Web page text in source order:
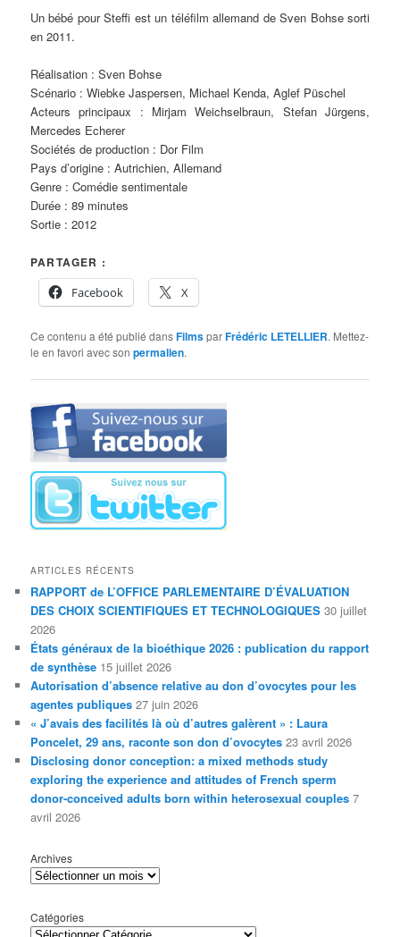
Un bébé pour Steffi est un téléfilm allemand de Sven Bohse sorti
en 2011.
Réalisation : Sven Bohse
Scénario : Wiebke Jaspersen, Michael Kenda, Aglef Püschel
Acteurs principaux : Mirjam Weichselbraun, Stefan Jürgens,
Mercedes Echerer
Sociétés de production : Dor Film
Pays d’origine : Autrichien, Allemand
Genre : Comédie sentimentale
Durée : 89 minutes
Sortie : 2012
PARTAGER :
Facebook
X
Ce contenu a été publié dansFilmsparFrédéric LETELLIER. Mettez-
le en favori avec sonpermalien.
ARTICLES RÉCENTS
RAPPORT de L’OFFICE PARLEMENTAIRE D’ÉVALUATION
DES CHOIX SCIENTIFIQUES ET TECHNOLOGIQUES 30 juillet
2026
États généraux de la bioéthique 2026 : publication du rapport
de synthèse 15 juillet 2026
Autorisation d’absence relative au don d’ovocytes pour les
agentes publiques 27 juin 2026
« J’avais des facilités là où d’autres galèrent » : Laura
Poncelet, 29 ans, raconte son don d’ovocytes 23 avril 2026
Disclosing donor conception: a mixed methods study
exploring the experience and attitudes of French sperm
donor-conceived adults born within heterosexual couples 7
avril 2026
Archives
Catégories